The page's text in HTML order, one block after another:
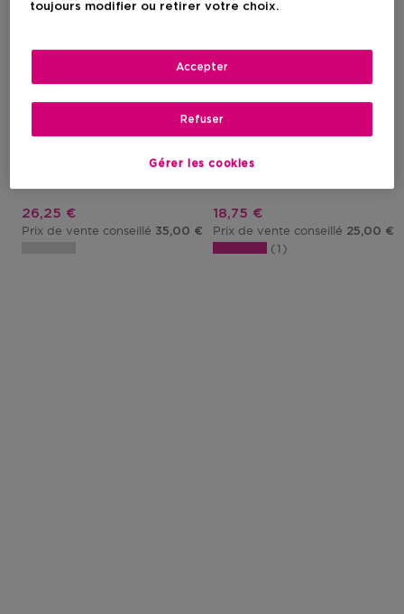
Exclusif
Eyeliner Feutre Précision
Prix promotionnel
26,25 €
Prix de vente conseillé 35,00 €
Exclusif
Khôl Couture Waterproof
Eyeliner Rétractable
Prix promotionnel
18,75 €
Prix de vente conseillé 25,00 €
1
toujours modifier ou retirer votre choix.
Gérer les cookies
Refuser
Accepter